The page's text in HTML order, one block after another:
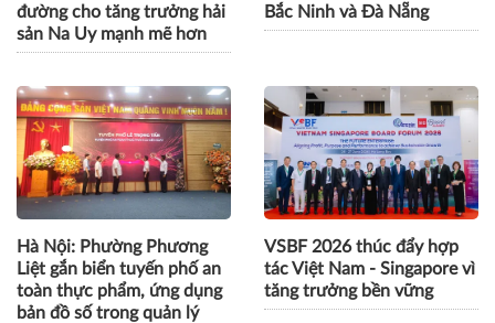
đường cho tăng trưởng hải
sản Na Uy mạnh mẽ hơn
Bắc Ninh và Đà Nẵng
Hà Nội: Phường Phương
Liệt gắn biển tuyến phố an
toàn thực phẩm, ứng dụng
bản đồ số trong quản lý
VSBF 2026 thúc đẩy hợp
tác Việt Nam - Singapore vì
tăng trưởng bền vững